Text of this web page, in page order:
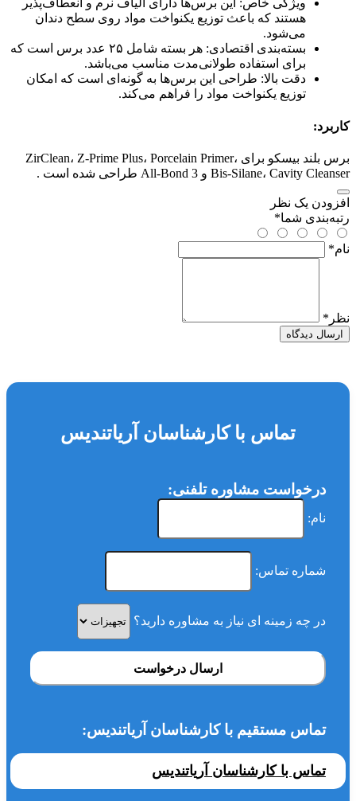
ویژگی خاص: این برس‌ها دارای الیاف نرم و انعطاف‌پذیر
هستند که باعث توزیع یکنواخت مواد روی سطح دندان
می‌شود.
بسته‌بندی اقتصادی: هر بسته شامل ۲۵ عدد برس است که
برای استفاده طولانی‌مدت مناسب می‌باشد.
دقت بالا: طراحی این برس‌ها به گونه‌ای است که امکان
توزیع یکنواخت مواد را فراهم می‌کند.
کاربرد:
برس بلند بیسکو برای ZirClean، Z-Prime Plus، Porcelain Primer،
Bis-Silane، Cavity Cleanser و All-Bond 3 طراحی شده است .
افزودن یک نظر
رتبه‌بندی شما*
نام*
نظر *
ارسال دیدگاه
تماس با کارشناسان آریاتندیس
درخواست مشاوره تلفنی:
نام:
شماره تماس:
در چه زمینه ای نیاز به مشاوره دارید؟
ارسال درخواست
تماس مستقیم با کارشناسان آریاتندیس:
تماس با کارشناسان آریاتندیس